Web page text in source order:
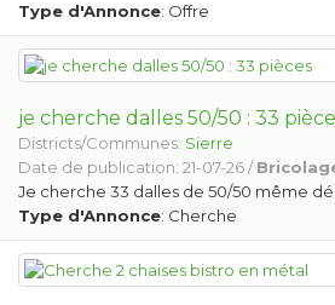
Type d'Annonce: Offre
je cherche dalles 50/50 : 33
Districts/Communes: Sierre
Date de publication: 21-07-26 /
Je cherche 33 dalles de 50/50 même
Type d'Annonce: Cherche